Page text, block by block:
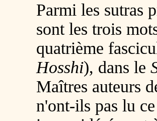
Parmi les sutras
sont les trois
quatrième
Hosshi), dans le
Maîtres auteurs
n'ont-ils pas lu